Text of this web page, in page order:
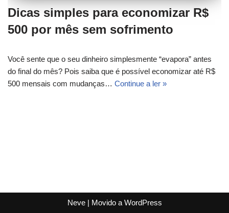
Dicas simples para economizar R$
500 por mês sem sofrimento
Você sente que o seu dinheiro simplesmente “evapora” antes
do final do mês? Pois saiba que é possível economizar até R$
500 mensais com mudanças… Continue a ler »
Neve| Movido a WordPress